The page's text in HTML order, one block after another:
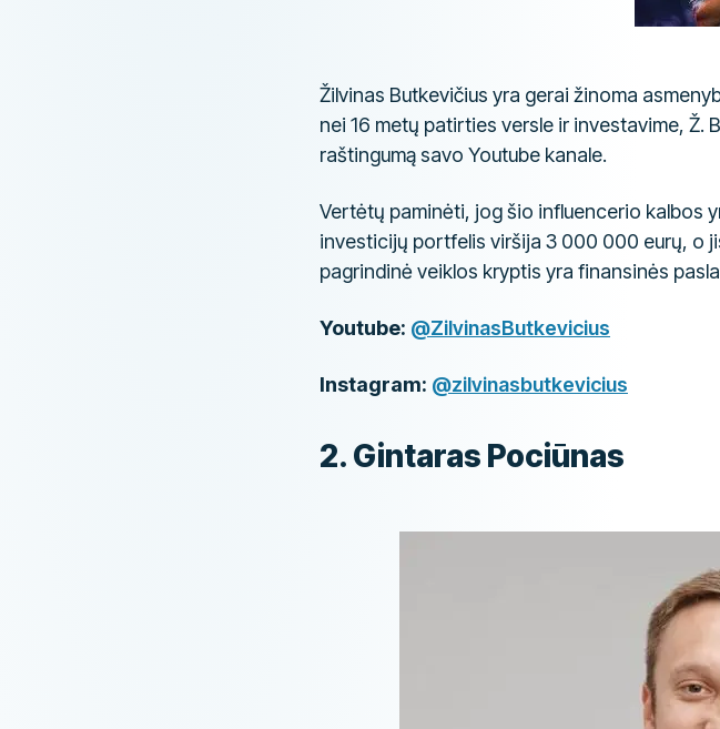
Žilvinas Butkevičius yra gerai žinoma
nei 16 metų patirties versle ir investavime, Ž.
raštingumą savo Youtube kanale.
Vertėtų paminėti, jog šio influencerio kalbos
investicijų portfelis viršija 3 000 000 eurų, o
pagrindinė veiklos kryptis yra finansinės
Youtube: @ZilvinasButkevicius
Instagram: @zilvinasbutkevicius
​2. Gintaras Pociūnas